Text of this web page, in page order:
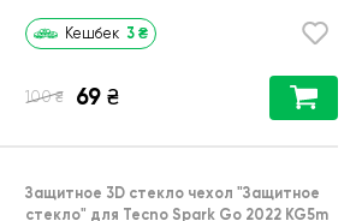
Кешбек 3 ₴
100 ₴ 69 ₴
Защитное 3D стекло чехол "Защитное
стекло" для Tecno Spark Go 2022 KG5m